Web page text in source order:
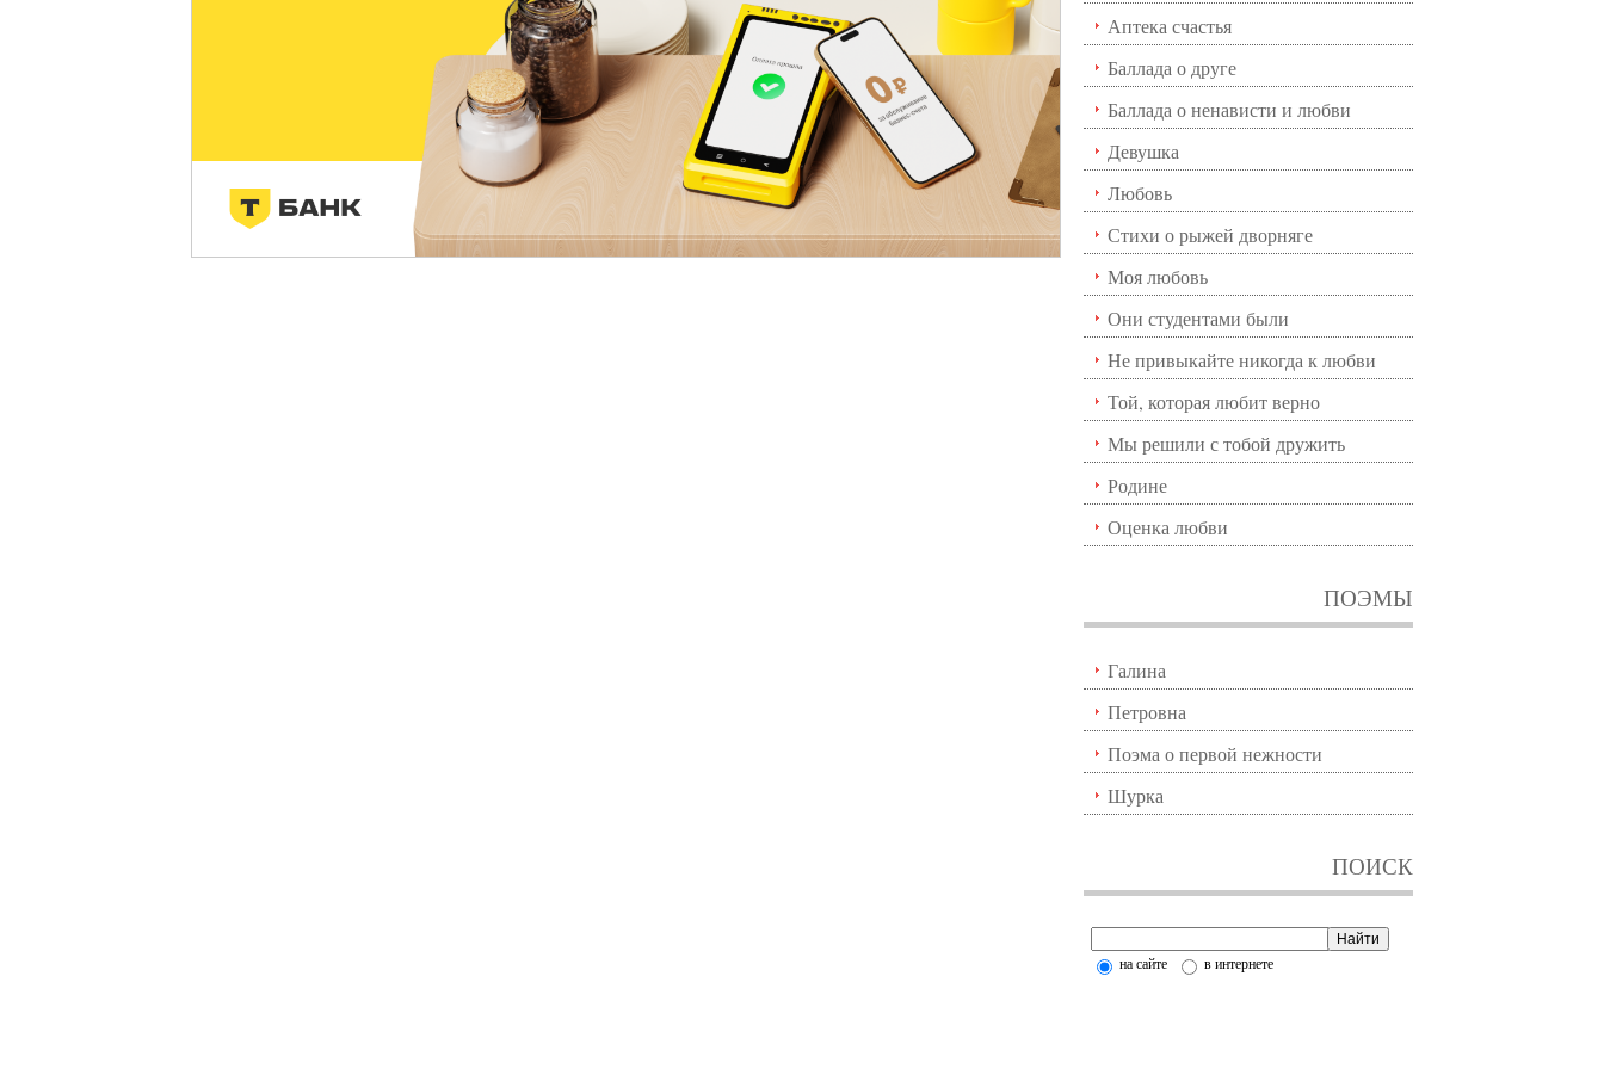
Аптека счастья
Баллада о друге
Баллада о ненависти и любви
Девушка
Любовь
Стихи о рыжей дворняге
Моя любовь
Они студентами были
Не привыкайте никогда к любви
Той, которая любит верно
Мы решили с тобой дружить
Родине
Оценка любви
ПОЭМЫ
Галина
Петровна
Поэма о первой нежности
Шурка
ПОИСК
на сайте в интернете